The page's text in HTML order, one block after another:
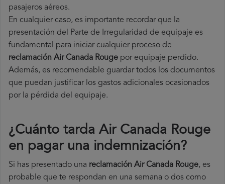
pasajeros aéreos.
En cualquier caso, es importante recordar que la
presentación del Parte de Irregularidad de equipaje es
fundamental para iniciar cualquier proceso de
reclamación Air Canada Rouge por equipaje perdido.
Además, es recomendable guardar todos los documentos
que puedan justificar los gastos adicionales ocasionados
por la pérdida del equipaje.
¿Cuánto tarda Air Canada Rouge
en pagar una indemnización?
Si has presentado una reclamación Air Canada Rouge, es
probable que te respondan en una semana o dos como